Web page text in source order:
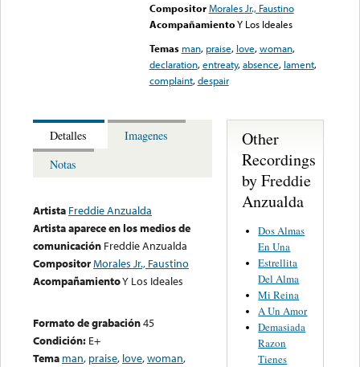
Compositor Morales Jr., Faustino
AcompañamientoY Los Ideales
Temas man, praise, love,woman,
declaration,entreaty,absence, lament,
complaint,despair
Detalles
Imagenes
Notas
Artista Freddie Anzualda
Artista aparece en los medios de
comunicación Freddie Anzualda
CompositorMorales Jr., Faustino
AcompañamientoY Los Ideales
Formato de grabación45
Condición: E+
Tema man, praise, love,woman,
Other
Recordings
by Freddie
Anzualda
Dos Almas
En Una
Estrellita
Del Alma
Mi Reina
A Un Amor
Demasiada
Razon
Tienes